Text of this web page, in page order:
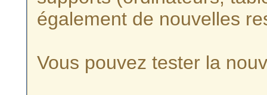
également de nouvelles
Vous pouvez tester la